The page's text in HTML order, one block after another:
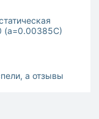
(a=0.00385C)
а отзывы